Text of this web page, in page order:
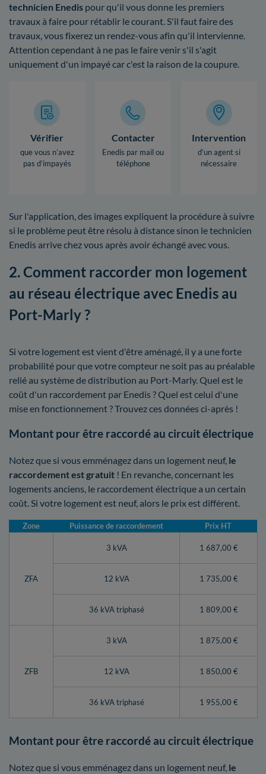
technicien Enedis pour qu'il vous donne les premiers
travaux à faire pour rétablir le courant. S'il faut faire des
travaux, vous fixerez un rendez-vous afin qu'il intervienne.
Attention cependant à ne pas le faire venir s'il s'agit
uniquement d'un impayé car c'est la raison de la coupure.
Vérifier
que vous n’avez
pas d’impayés
Contacter
Enedis par mail ou
téléphone
Intervention
d’un agent si
nécessaire
Sur l'application, des images expliquent la procédure à suivre
si le problème peut être résolu à distance sinon le technicien
Enedis arrive chez vous après avoir échangé avec vous.
2. Comment raccorder mon logement
au réseau électrique avec Enedis au
Port-Marly ?
Si votre logement est vient d'être aménagé, il y a une forte
probabilité pour que votre compteur ne soit pas au préalable
relié au système de distribution au Port-Marly. Quel est le
coût d'un raccordement par Enedis ? Quel est celui d'une
mise en fonctionnement ? Trouvez ces données ci-après !
Montant pour être raccordé au circuit électrique
Notez que si vous emménagez dans un logement neuf, le
raccordement est gratuit ! En revanche, concernant les
logements anciens, le raccordement électrique a un certain
coût. Si votre logement est neuf, alors le prix est différent.
Zone Puissance de raccordement Prix HT
ZFA
3 kVA 1 687,00 €
12 kVA 1 735,00 €
36 kVA triphasé 1 809,00 €
ZFB
3 kVA 1 875,00 €
12 kVA 1 850,00 €
36 kVA triphasé 1 955,00 €
Montant pour être raccordé au circuit électrique
Notez que si vous emménagez dans un logement neuf, le